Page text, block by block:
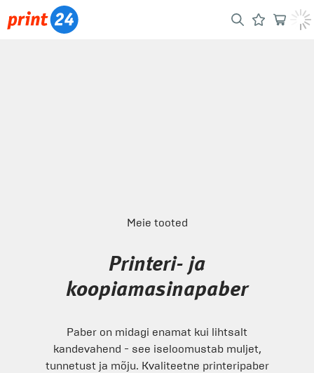
Meie tooted
Printeri- ja
koopiamasinapaber
Paber on midagi enamat kui lihtsalt
kandevahend - see iseloomustab muljet,
tunnetust ja mõju. Kvaliteetne printeripaber